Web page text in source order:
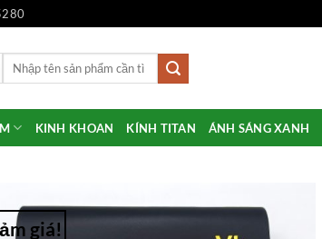
Tìm
KINH KHOAN KÍNH TITAN ÁNH SÁNG XANH
giá!